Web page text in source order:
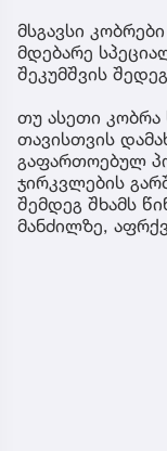
მსგავსი
მდებარე
შეკუმშვის
თუ ასეთი კობრა
თავისთვის
გაფართოებულ
ჯირკვლების
შემდეგ შხამს
მანძილზე,